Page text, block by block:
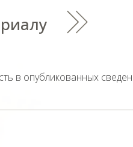
в опубликованных